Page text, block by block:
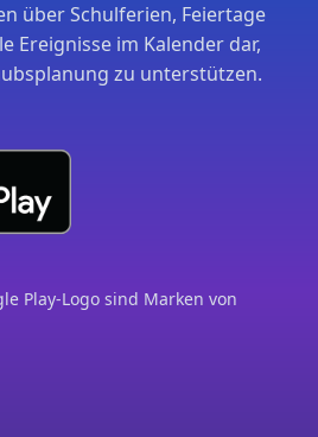
über Schulferien, Feiertage
Ereignisse im Kalender dar,
zu unterstützen.
Play-Logo sind Marken von